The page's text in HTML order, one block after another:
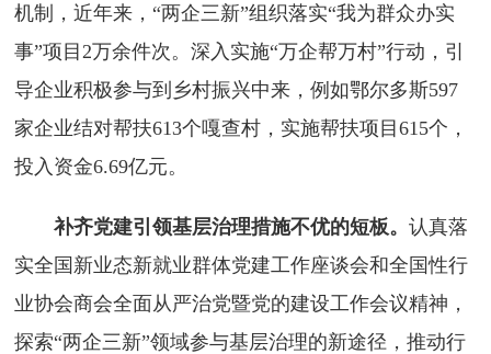
机制，近年来，“两企三新”组织落实“我为群众办实
事”项目2万余件次。深入实施“万企帮万村”行动，引
导企业积极参与到乡村振兴中来，例如鄂尔多斯597
家企业结对帮扶613个嘎查村，实施帮扶项目615个，
投入资金6.69亿元。
补齐党建引领基层治理措施不优的短板。认真落
实全国新业态新就业群体党建工作座谈会和全国性行
业协会商会全面从严治党暨党的建设工作会议精神，
探索“两企三新”领域参与基层治理的新途径，推动行